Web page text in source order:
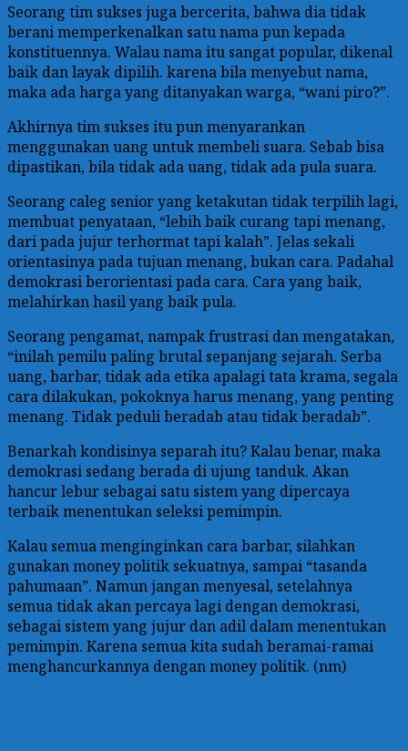
Seorang tim sukses juga bercerita, bahwa dia tidak
berani memperkenalkan satu nama pun kepada
konstituennya. Walau nama itu sangat popular, dikenal
baik dan layak dipilih. karena bila menyebut nama,
maka ada harga yang ditanyakan warga, “wani piro?”.
Akhirnya tim sukses itu pun menyarankan
menggunakan uang untuk membeli suara. Sebab bisa
dipastikan, bila tidak ada uang, tidak ada pula suara.
Seorang caleg senior yang ketakutan tidak terpilih lagi,
membuat penyataan, “lebih baik curang tapi menang,
dari pada jujur terhormat tapi kalah”. Jelas sekali
orientasinya pada tujuan menang, bukan cara. Padahal
demokrasi berorientasi pada cara. Cara yang baik,
melahirkan hasil yang baik pula.
Seorang pengamat, nampak frustrasi dan mengatakan,
“inilah pemilu paling brutal sepanjang sejarah. Serba
uang, barbar, tidak ada etika apalagi tata krama, segala
cara dilakukan, pokoknya harus menang, yang penting
menang. Tidak peduli beradab atau tidak beradab”.
Benarkah kondisinya separah itu? Kalau benar, maka
demokrasi sedang berada di ujung tanduk. Akan
hancur lebur sebagai satu sistem yang dipercaya
terbaik menentukan seleksi pemimpin.
Kalau semua menginginkan cara barbar, silahkan
gunakan money politik sekuatnya, sampai “tasanda
pahumaan”. Namun jangan menyesal, setelahnya
semua tidak akan percaya lagi dengan demokrasi,
sebagai sistem yang jujur dan adil dalam menentukan
pemimpin. Karena semua kita sudah beramai-ramai
menghancurkannya dengan money politik. (nm)